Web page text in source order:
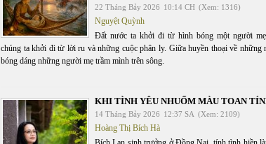
22 Tháng Bảy 2026 10:14 CH (Xem: 1316)
Nguyệt Quỳnh
Đất nước ta khởi đi từ hình bóng một người
chúng ta khởi đi từ lời ru và những cuộc phân ly. Giữa huyền thoại về những
bóng dáng những người mẹ trầm mình trên sông.
KHI TÌNH YÊU NHUỐM MÀU TOAN
14 Tháng Bảy 2026 12:37 SA (Xem: 2109)
Hoàng Thị Bích Hà